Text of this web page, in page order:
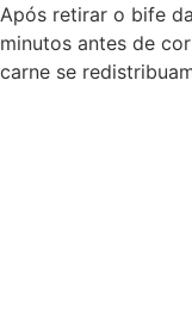
Após retirar o bife
minutos antes de
carne se